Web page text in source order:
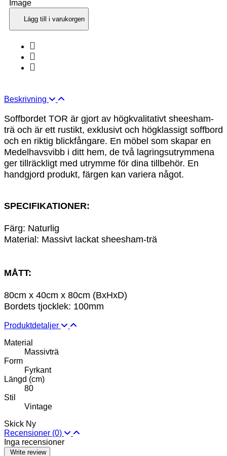
Lägg till i varukorgen
Beskrivning
Soffbordet TOR är gjort av högkvalitativt sheesham-
trä och är ett rustikt, exklusivt och högklassigt soffbord
och en riktig blickfångare. En möbel som skapar en
Medelhavsvibb i ditt hem, de två lagringsutrymmena
ger tillräckligt med utrymme för dina tillbehör. En
handgjord produkt, färgen kan variera något.
SPECIFIKATIONER:
Färg: Naturlig
Material: Massivt lackat sheesham-trä
MÅTT:
80cm x 40cm x 80cm (BxHxD)
Bordets tjocklek: 100mm
Produktdetaljer
Material
Massivträ
Form
Fyrkant
Längd (cm)
80
Stil
Vintage
Skick Ny
Recensioner (0)
Inga recensioner
Write review